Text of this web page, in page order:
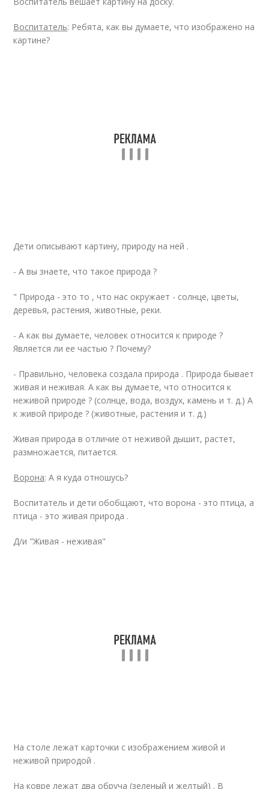
Воспитатель: Ребята, как вы думаете, что изображено на
картине?
Дети описывают картину, природу на ней .
- А вы знаете, что такое природа ?
" Природа - это то , что нас окружает - солнце, цветы,
деревья, растения, животные, реки.
- А как вы думаете, человек относится к природе ?
Является ли ее частью ? Почему?
- Правильно, человека создала природа . Природа бывает
живая и неживая. А как вы думаете, что относится к
неживой природе ? (солнце, вода, воздух, камень и т. д.) А
к живой природе ? (животные, растения и т. д.)
Живая природа в отличие от неживой дышит, растет,
размножается, питается.
Ворона: А я куда отношусь?
Воспитатель и дети обобщают, что ворона - это птица, а
птица - это живая природа .
Д/и "Живая - неживая"
На столе лежат карточки с изображением живой и
неживой природой .
На ковре лежат два обруча (зеленый и желтый) . В